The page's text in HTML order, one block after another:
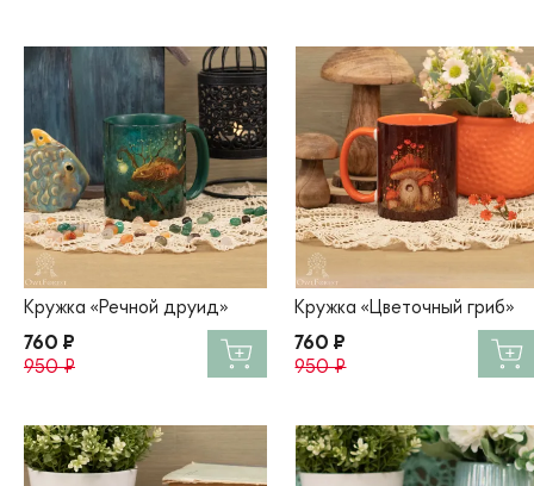
Кружка «Речной друид»
760 ₽
950 ₽
Кружка «Цветочный гриб»
760 ₽
950 ₽